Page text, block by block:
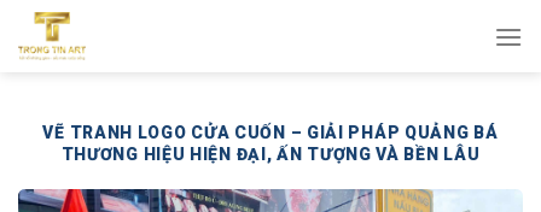
qua
VẼ TRANH LOGO CỬA CUỐN – GIẢI PHÁP QUẢNG BÁ
THƯƠNG HIỆU HIỆN ĐẠI, ẤN TƯỢNG VÀ BỀN LÂU